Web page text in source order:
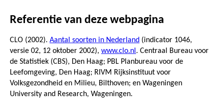
Referentie van deze webpagina
CLO (2002). Aantal soorten in Nederland (indicator 1046,
versie 02, 12 oktober 2002), www.clo.nl . Centraal Bureau voor
de Statistiek (CBS), Den Haag; PBL Planbureau voor de
Leefomgeving, Den Haag; RIVM Rijksinstituut voor
Volksgezondheid en Milieu, Bilthoven; en Wageningen
University and Research, Wageningen.